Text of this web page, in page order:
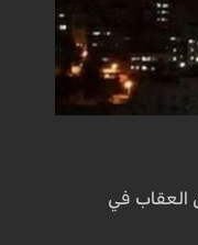
العقاب في